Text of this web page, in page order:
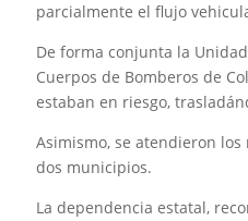
parcialmente el flujo
De forma conjunta la
Cuerpos de Bomberos de
estaban en riesgo,
Asimismo, se atendieron
dos municipios.
La dependencia estatal,